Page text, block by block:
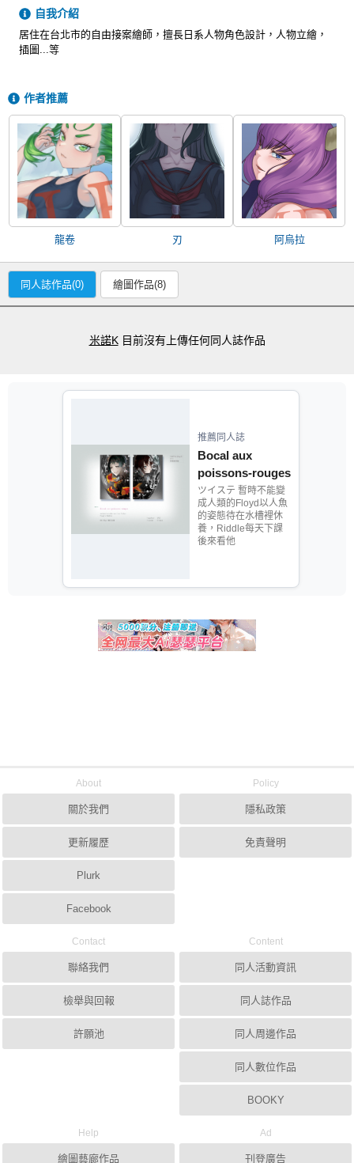
自我介紹
居住在台北市的自由接案繪師，擅長日系人物角色設計，人物立繪，
插圖...等
作者推薦
龍卷 刃 阿烏拉
同人誌作品(0) 繪圖作品(8)
米諾K目前沒有上傳任何同人誌作品
推薦同人誌
Bocal aux
poissons-rouges
ツイステ 暫時不能變
成人類的Floyd以人魚
的姿態待在水槽裡休
養，Riddle每天下課
後來看他
About
關於我們
更新履歷
Plurk
Facebook
Policy
隱私政策
免責聲明
Contact
聯絡我們
檢舉與回報
許願池
Content
同人活動資訊
同人誌作品
同人周邊作品
同人數位作品
BOOKY
Help
繪圖藝廊作品
Ad
刊登廣告